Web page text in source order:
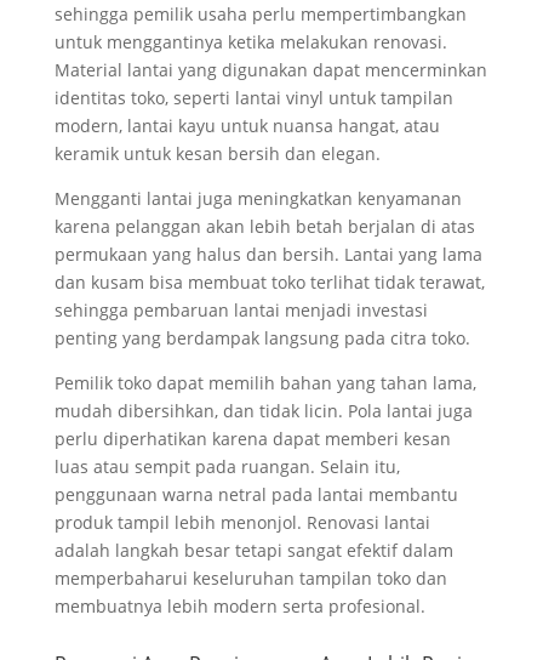
sehingga pemilik usaha perlu mempertimbangkan
untuk menggantinya ketika melakukan renovasi.
Material lantai yang digunakan dapat mencerminkan
identitas toko, seperti lantai vinyl untuk tampilan
modern, lantai kayu untuk nuansa hangat, atau
keramik untuk kesan bersih dan elegan.
Mengganti lantai juga meningkatkan kenyamanan
karena pelanggan akan lebih betah berjalan di atas
permukaan yang halus dan bersih. Lantai yang lama
dan kusam bisa membuat toko terlihat tidak terawat,
sehingga pembaruan lantai menjadi investasi
penting yang berdampak langsung pada citra toko.
Pemilik toko dapat memilih bahan yang tahan lama,
mudah dibersihkan, dan tidak licin. Pola lantai juga
perlu diperhatikan karena dapat memberi kesan
luas atau sempit pada ruangan. Selain itu,
penggunaan warna netral pada lantai membantu
produk tampil lebih menonjol. Renovasi lantai
adalah langkah besar tetapi sangat efektif dalam
memperbaharui keseluruhan tampilan toko dan
membuatnya lebih modern serta profesional.